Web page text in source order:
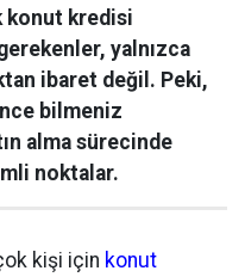
konut kredisi
yalnızca
ibaret değil. Peki,
bilmeniz
alma sürecinde
noktalar.
kişi için konut